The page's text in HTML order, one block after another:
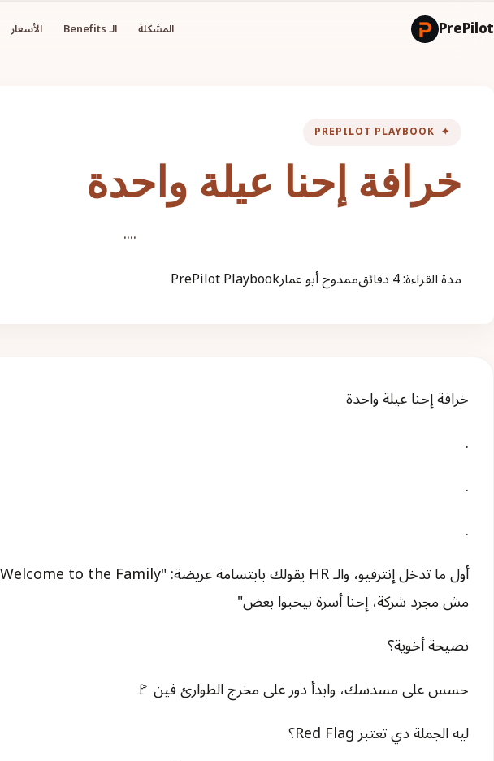
المشكلة الـ Benefits الأسعار PrePilot
✦ PREPILOT PLAYBOOK
خرافة إحنا عيلة واحدة
....
مدة القراءة: 4 دقائق ممدوح أبو عمارPrePilot Playbook
خرافة إحنا عيلة واحدة
.
.
.
مش مجرد شركة، إحنا أسرة بيحبوا بعض"
نصيحة أخوية؟
حسس على مسدسك، وابدأ دور على مخرج الطوارئ فين 🚩
ليه الجملة دي تعتبر Red Flag؟